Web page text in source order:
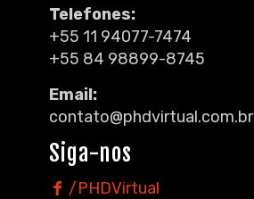
Telefones:
+55 11 94077-7474
+55 84 98899-8745
Email:
contato@phdvirtual.com.br
Siga-nos
/PHDVirtual